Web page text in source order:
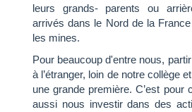
leurs grands- parents ou
arrivés dans le Nord de la
les mines.
Pour beaucoup d'entre nous,
à l’étranger, loin de notre collège
une grande première. C’est pour
aussi nous investir dans des